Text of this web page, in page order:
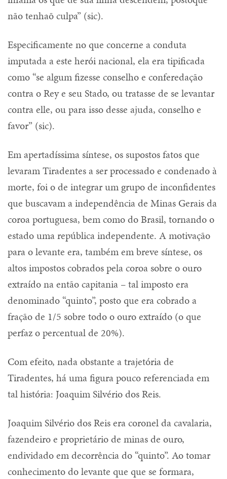
não tenhaõ culpa” (sic).
Especificamente no que concerne a conduta
imputada a este herói nacional, ela era tipificada
como “se algum fizesse conselho e conferedação
contra o Rey e seu Stado, ou tratasse de se levantar
contra elle, ou para isso desse ajuda, conselho e
favor” (sic).
Em apertadíssima síntese, os supostos fatos que
levaram Tiradentes a ser processado e condenado à
morte, foi o de integrar um grupo de inconfidentes
que buscavam a independência de Minas Gerais da
coroa portuguesa, bem como do Brasil, tornando o
estado uma república independente. A motivação
para o levante era, também em breve síntese, os
altos impostos cobrados pela coroa sobre o ouro
extraído na então capitania – tal imposto era
denominado “quinto”, posto que era cobrado a
fração de 1/5 sobre todo o ouro extraído (o que
perfaz o percentual de 20%).
Com efeito, nada obstante a trajetória de
Tiradentes, há uma figura pouco referenciada em
tal história: Joaquim Silvério dos Reis.
Joaquim Silvério dos Reis era coronel da cavalaria,
fazendeiro e proprietário de minas de ouro,
endividado em decorrência do “quinto”. Ao tomar
conhecimento do levante que que se formara,